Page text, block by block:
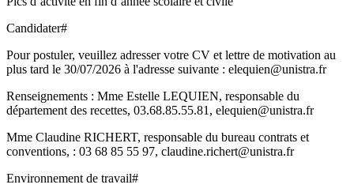
Candidater#
Pour postuler, veuillez adresser votre CV et lettre de motivation au
plus tard le 30/07/2026 à l'adresse suivante : elequien@unistra.fr
Renseignements : Mme Estelle LEQUIEN, responsable du
département des recettes, 03.68.85.55.81, elequien@unistra.fr
Mme Claudine RICHERT, responsable du bureau contrats et
conventions, : 03 68 85 55 97, claudine.richert@unistra.fr
Environnement de travail#